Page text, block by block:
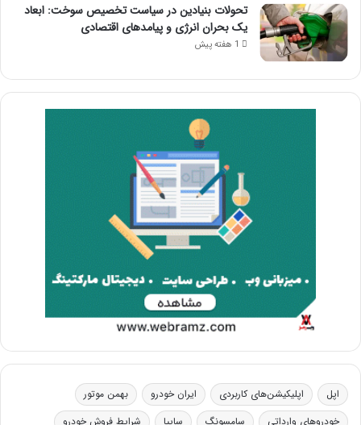
تحولات بنیادین در سیاست تخصیص سوخت: ابعاد
یک بحران انرژی و پیامدهای اقتصادی
1 هفته پیش
اپل اپلیکیشن‌های کاربردی ایران خودرو
بهمن موتور
خودروهای وارداتی
سامسونگ سایپا شرایط فروش خودرو